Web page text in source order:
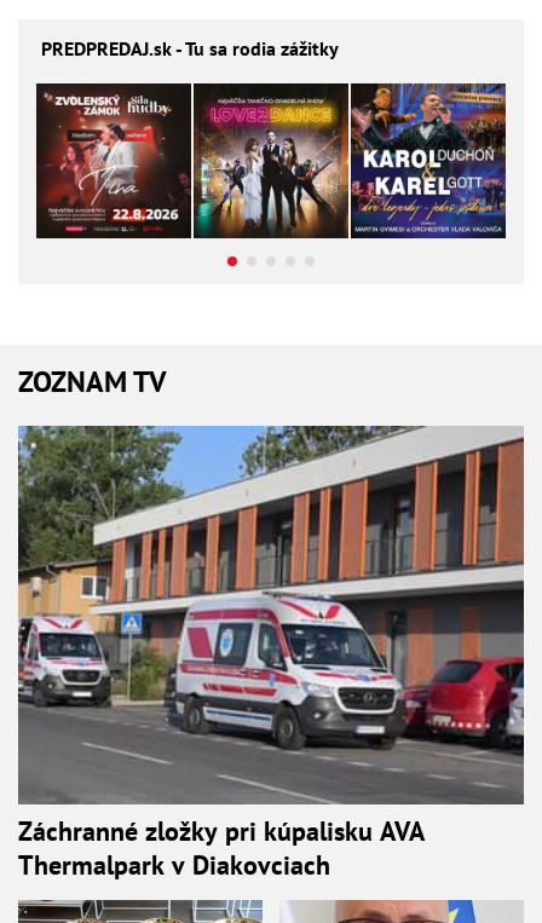
PREDPREDAJ.sk - Tu sa rodia zážitky
ZOZNAM TV
Záchranné zložky pri kúpalisku AVA
Thermalpark v Diakovciach